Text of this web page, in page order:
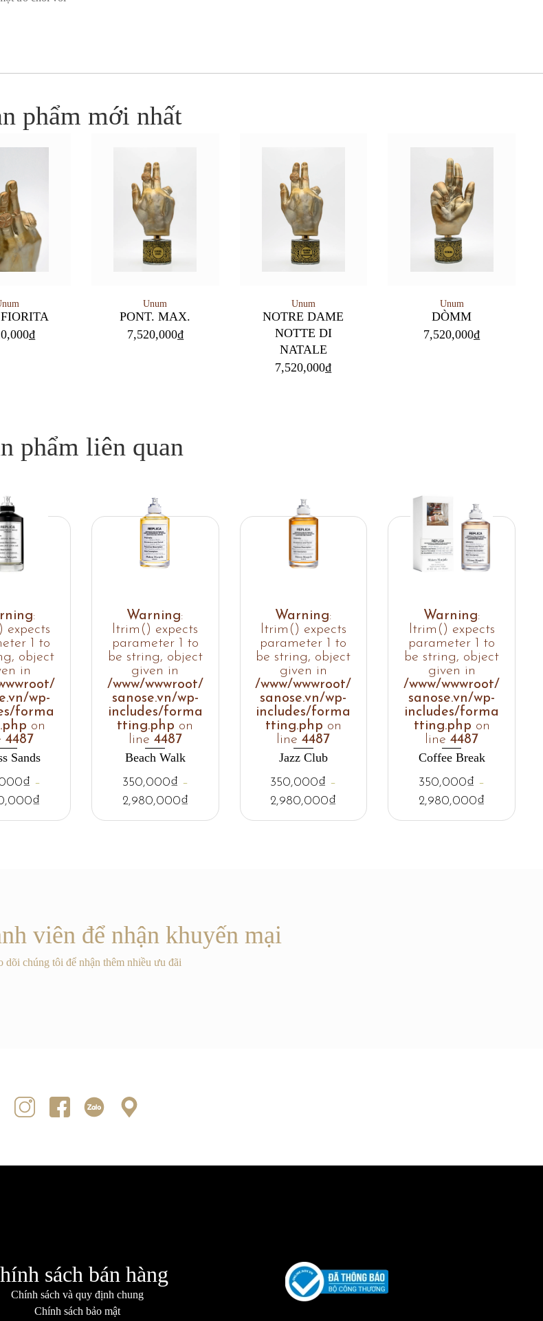
phẩm mới nhất
₫
Unum
PONT. MAX.
7,520,000₫
Unum
NOTRE DAME
NOTTE DI
NATALE
7,520,000₫
Unum
DÒMM
7,520,000₫
phẩm liên quan
:
expects
1 to
object
in
wp-
forma
on
4487
Sands
₫ –
₫
Warning:
ltrim() expects
parameter 1 to
be string, object
given in
/www/wwwroot/
sanose.vn/wp-
includes/forma
tting.php on
line 4487
Beach Walk
350,000₫ –
2,980,000₫
Warning:
ltrim() expects
parameter 1 to
be string, object
given in
/www/wwwroot/
sanose.vn/wp-
includes/forma
tting.php on
line4487
Jazz Club
350,000₫ –
2,980,000₫
Warning:
ltrim() expects
parameter 1 to
be string, object
given in
/www/wwwroot/
sanose.vn/wp-
includes/forma
tting.php on
line4487
Coffee Break
350,000₫ –
2,980,000₫
viên để nhận khuyến mại
dõi chúng tôi để nhận thêm nhiều ưu đãi
sách bán hàng
Chính sách và quy định chung
Chính sách bảo mật